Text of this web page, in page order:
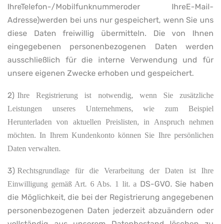
IhreTelefon-/Mobilfunknummeroder IhreE-Mail-
Adresse)werden bei uns nur gespeichert, wenn Sie uns
diese Daten freiwillig übermitteln. Die von Ihnen
eingegebenen personenbezogenen Daten werden
ausschließlich für die interne Verwendung und für
unsere eigenen Zwecke erhoben und gespeichert.
2) Ihre Registrierung ist notwendig, wenn Sie zusätzliche
Leistungen unseres Unternehmens, wie zum Beispiel
Herunterladen von aktuellen Preislisten, in Anspruch nehmen
möchten. In Ihrem Kundenkonto können Sie Ihre persönlichen
Daten verwalten.
3) Rechtsgrundlage für die Verarbeitung der Daten ist Ihre
Einwilligung gemäß Art. 6 Abs. 1 lit. a DS-GVO. Sie haben
die Möglichkeit, die bei der Registrierung angegebenen
personenbezogenen Daten jederzeit abzuändern oder